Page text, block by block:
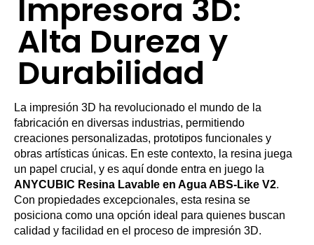
Impresora 3D:
Alta Dureza y
Durabilidad
La impresión 3D ha revolucionado el mundo de la
fabricación en diversas industrias, permitiendo
creaciones personalizadas, prototipos funcionales y
obras artísticas únicas. En este contexto, la resina juega
un papel crucial, y es aquí donde entra en juego la
ANYCUBIC Resina Lavable en Agua ABS-Like V2.
Con propiedades excepcionales, esta resina se
posiciona como una opción ideal para quienes buscan
calidad y facilidad en el proceso de impresión 3D.